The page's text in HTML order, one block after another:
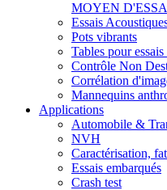
MOYEN
Essais
Pots vibrants
Tables pour
Contrôle Non
Corrélation
Mannequins
Applications
Automobile &
NVH
Caractérisation,
Essais embarqués
Crash test